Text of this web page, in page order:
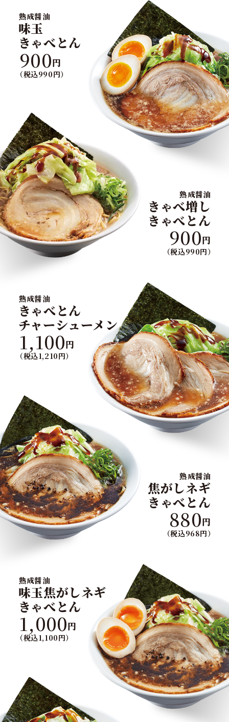
熟成醤油
味玉
きゃべとん
900円
（税込990円）
熟成醤油
きゃべ増し
きゃべとん
900円
（税込990円）
熟成醤油
きゃべとん
チャーシューメン
1,100円
（税込1,210円）
熟成醤油
焦がしネギ
きゃべとん
880円
（税込968円）
熟成醤油
味玉焦がしネギ
きゃべとん
1,000円
（税込1,100円）